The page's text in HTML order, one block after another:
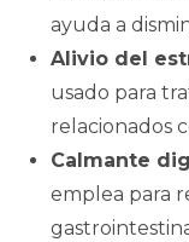
ayuda a
Alivio del
usado para
relacionados
Calmante
emplea para